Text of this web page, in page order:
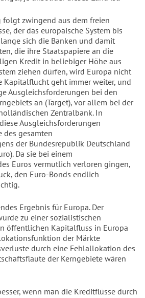
folgt zwingend aus dem freien
der das europäische System bis
sich die Banken und damit
die ihre Staatspapiere an die
Kredit in beliebiger Höhe aus
ziehen dürfen, wird Europa nicht
Kapitalflucht geht immer weiter, und
Ausgleichsforderungen bei den
an (Target), vor allem bei der
Zentralbank. In
Ausgleichsforderungen
gesamten
der Bundesrepublik Deutschland
Da sie bei einem
Euros vermutlich verloren gingen,
den Euro-Bonds endlich
Ergebnis für Europa. Der
zu einer sozialistischen
öffentlichen Kapitalfluss in Europa
der Märkte
durch eine Fehlallokation des
der Kerngebiete wären
wenn man die Kreditflüsse durch